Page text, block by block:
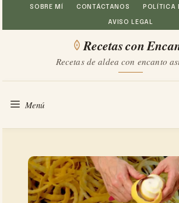
Saltar
al
SOBRE MÍ CONTÁCTANOS POLÍTICA
AVISO LEGAL
Recetas con
Recetas de aldea con encanto
Menú